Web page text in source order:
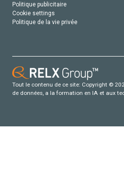
Politique publicitaire
Cookie settings
Politique de la vie privée
Tout le contenu de ce site: Copyright ©
de données, a la formation en IA et aux